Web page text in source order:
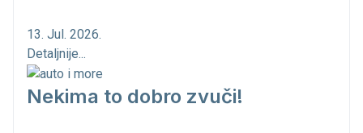
13. Jul. 2026.
Detaljnije...
Nekima to dobro zvuči!